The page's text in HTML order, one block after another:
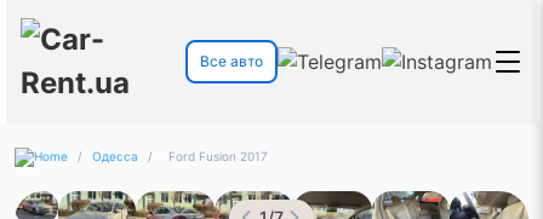
Все авто
/ Одесса / Ford Fusion 2017